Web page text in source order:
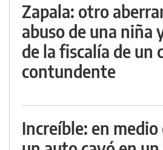
Zapala: otro
abuso de una niña
de la fiscalía de un
contundente
Increíble: en